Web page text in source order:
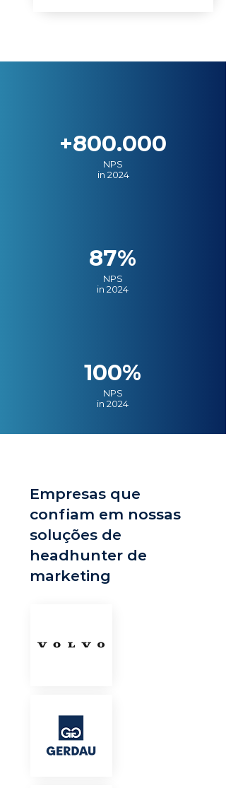
+800.000
NPS
in 2024
87%
NPS
in 2024
100%
NPS
in 2024
Empresas que
confiam em nossas
soluções de
headhunter de
marketing